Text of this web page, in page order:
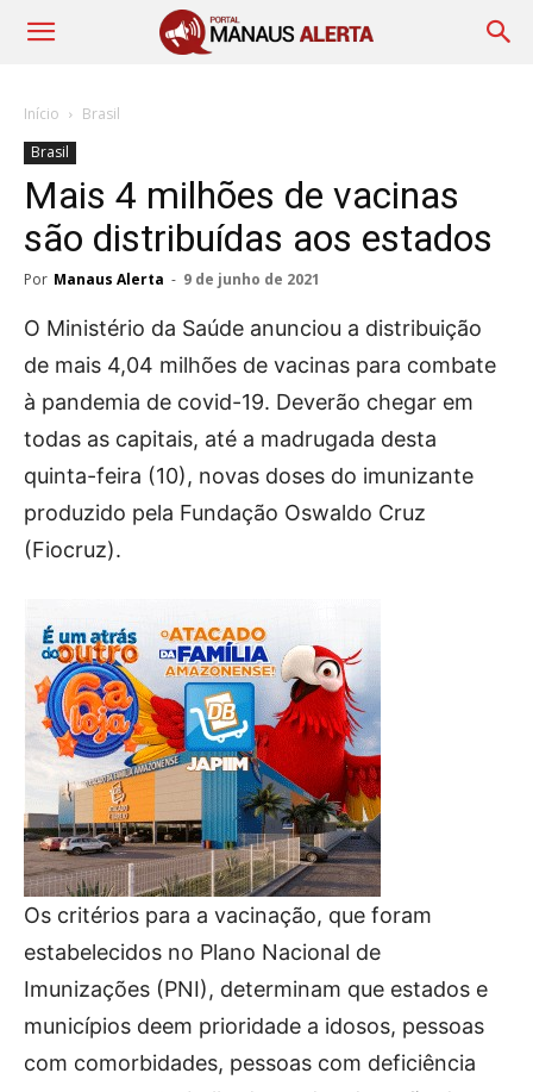
Início
Brasil
Brasil
Mais 4 milhões de vacinas
são distribuídas aos estados
Por Manaus Alerta - 9 de junho de 2021
O Ministério da Saúde anunciou a distribuição
de mais 4,04 milhões de vacinas para combate
à pandemia de covid-19. Deverão chegar em
todas as capitais, até a madrugada desta
quinta-feira (10), novas doses do imunizante
produzido pela Fundação Oswaldo Cruz
(Fiocruz).
Os critérios para a vacinação, que foram
estabelecidos no Plano Nacional de
Imunizações (PNI), determinam que estados e
municípios deem prioridade a idosos, pessoas
com comorbidades, pessoas com deficiência